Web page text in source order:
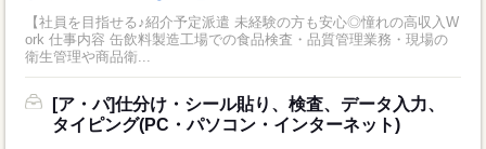
【社員を目指せる♪紹介予定派遣 未経験の方も安心◎憧れの高収入W
ork 仕事内容 缶飲料製造工場での食品検査・品質管理業務・現場の
衛生管理や商品衛...
[ア・パ]仕分け・シール貼り、検査、データ入力、
タイピング(PC・パソコン・インターネット)